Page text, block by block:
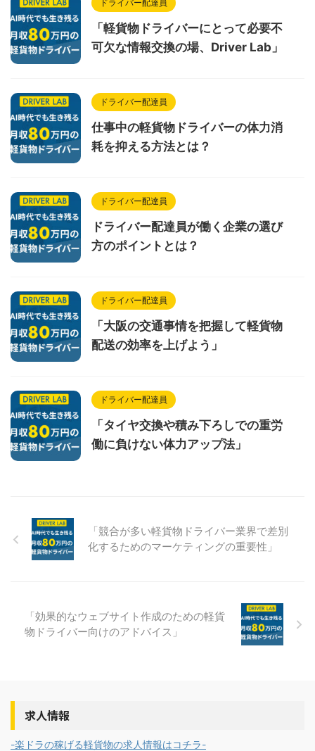
ドライバー配達員
「軽貨物ドライバーにとって必要不
可欠な情報交換の場、Driver Lab」
ドライバー配達員
仕事中の軽貨物ドライバーの体力消
耗を抑える方法とは？
ドライバー配達員
ドライバー配達員が働く企業の選び
方のポイントとは？
ドライバー配達員
「大阪の交通事情を把握して軽貨物
配送の効率を上げよう」
ドライバー配達員
「タイヤ交換や積み下ろしでの重労
働に負けない体力アップ法」
「競合が多い軽貨物ドライバー業界で差別
化するためのマーケティングの重要性」
「効果的なウェブサイト作成のための軽貨
物ドライバー向けのアドバイス」
求人情報
-楽ドラの稼げる軽貨物の求人情報はコチラ-